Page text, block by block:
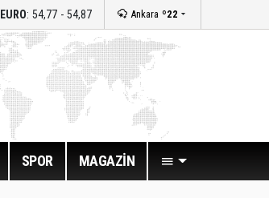
EURO: 54,77 - 54,87 Ankara º22
SPOR MAGAZİN